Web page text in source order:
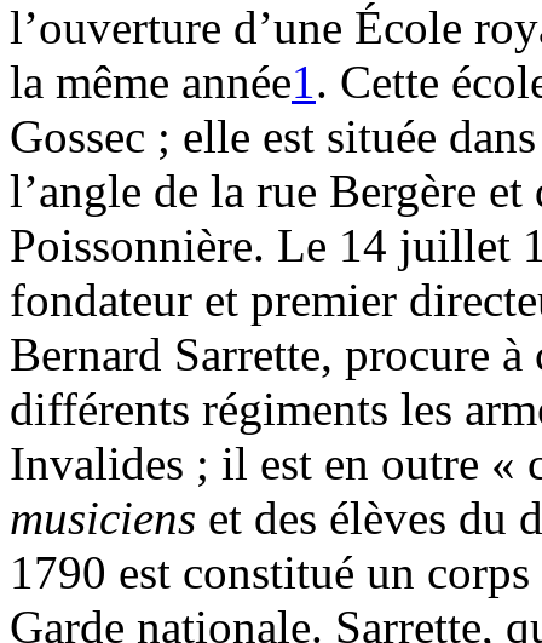
l’ouverture d’une École
la même année1. Cette
Gossec ; elle est située
l’angle de la rue Bergère
Poissonnière. Le 14 juillet
fondateur et premier
Bernard Sarrette, procure
différents régiments les
Invalides ; il est en outre «
musiciens et des élèves du
1790 est constitué un
Garde nationale. Sarrette,